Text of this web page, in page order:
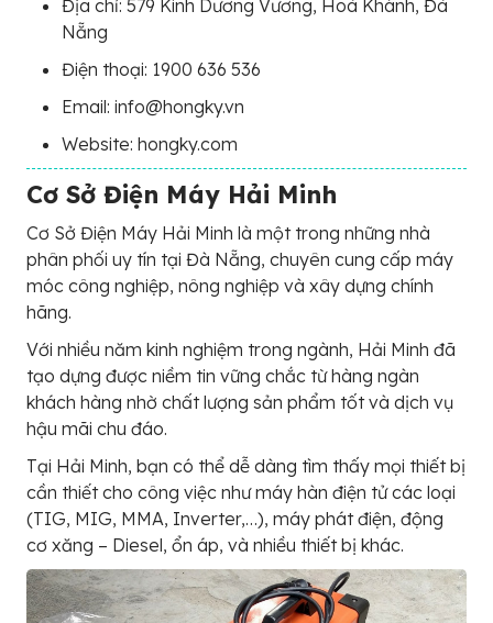
Địa chỉ: 579 Kinh Dương Vương, Hoà Khánh, Đà
Nẵng
Điện thoại: 1900 636 536
Email: info@hongky.vn
Website: hongky.com
Cơ Sở Điện Máy Hải Minh
Cơ Sở Điện Máy Hải Minh là một trong những nhà
phân phối uy tín tại Đà Nẵng, chuyên cung cấp máy
móc công nghiệp, nông nghiệp và xây dựng chính
hãng.
Với nhiều năm kinh nghiệm trong ngành, Hải Minh đã
tạo dựng được niềm tin vững chắc từ hàng ngàn
khách hàng nhờ chất lượng sản phẩm tốt và dịch vụ
hậu mãi chu đáo.
Tại Hải Minh, bạn có thể dễ dàng tìm thấy mọi thiết bị
cần thiết cho công việc như máy hàn điện tử các loại
(TIG, MIG, MMA, Inverter,…), máy phát điện, động
cơ xăng – Diesel, ổn áp, và nhiều thiết bị khác.